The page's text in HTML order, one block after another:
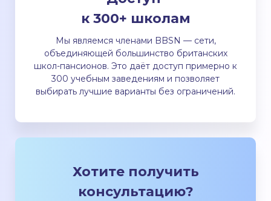
к 300+ школам
Мы являемся членами BBSN — сети,
объединяющей большинство британских
школ-пансионов. Это даёт доступ примерно к
300 учебным заведениям и позволяет
выбирать лучшие варианты без ограничений.
Хотите получить
консультацию?